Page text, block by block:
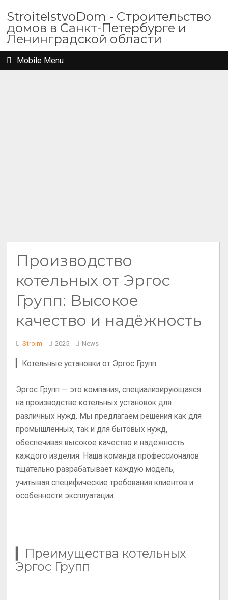
StroitelstvoDom - Строительство
домов в Санкт-Петербурге и
Ленинградской области
Mobile Menu
Производство
котельных от Эргос
Групп: Высокое
качество и надёжность
Stroim 2025 News
▎Котельные установки от Эргос Групп
Эргос Групп — это компания, специализирующаяся
на производстве котельных установок для
различных нужд. Мы предлагаем решения как для
промышленных, так и для бытовых нужд,
обеспечивая высокое качество и надежность
каждого изделия. Наша команда профессионалов
тщательно разрабатывает каждую модель,
учитывая специфические требования клиентов и
особенности эксплуатации.
▎Преимущества котельных
Эргос Групп